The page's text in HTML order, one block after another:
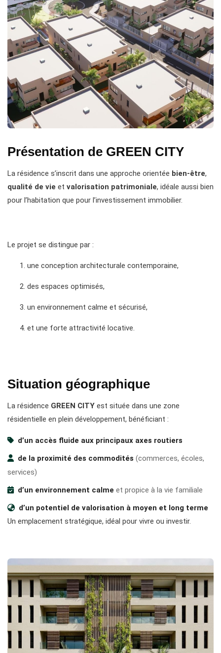
Présentation de GREEN CITY
La résidence s’inscrit dans une approche orientée bien-être,
qualité de vie et valorisation patrimoniale, idéale aussi bien
pour l’habitation que pour l’investissement immobilier.
Le projet se distingue par :
une conception architecturale contemporaine,
des espaces optimisés,
un environnement calme et sécurisé,
et une forte attractivité locative.
Situation géographique
La résidence GREEN CITY est située dans une zone
résidentielle en plein développement, bénéficiant :
d’un accès fluide aux principaux axes routiers
de la proximité des commodités (commerces, écoles,
services)
d’un environnement calme et propice à la vie familiale
d’un potentiel de valorisation à moyen et long terme
Un emplacement stratégique, idéal pour vivre ou investir.